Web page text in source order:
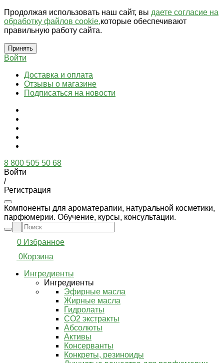
Продолжая использовать наш сайт, вы даете согласие на
обработку файлов cookie,которые обеспечивают
правильную работу сайта.
Принять
Войти
Доставка и оплата
Отзывы о магазине
Подписаться на новости
8 800 505 50 68
Войти
/
Регистрация
Компоненты для ароматерапии, натуральной косметики,
парфюмерии. Обучение, курсы, консультации.
0 Избранное
0Корзина
Ингредиенты
Ингредиенты
Эфирные масла
Жирные масла
Гидролаты
СО2 экстракты
Абсолюты
Активы
Консерванты
Конкреты, резиноиды